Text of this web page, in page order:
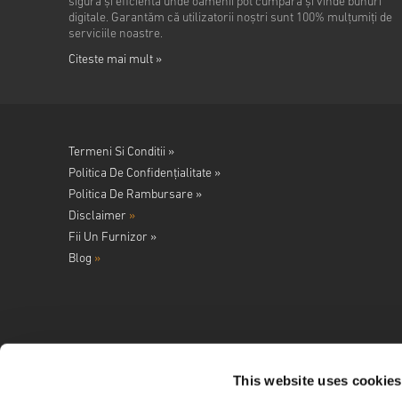
This website uses cookies
digitale. Garantăm că utilizatorii noștri sunt 100% mulțumiți de
serviciile noastre.
Citeste mai mult »
Termeni Si Conditii »
Politica De Confidențialitate »
Politica De Rambursare »
Disclaimer »
Fii Un Furnizor »
Blog »